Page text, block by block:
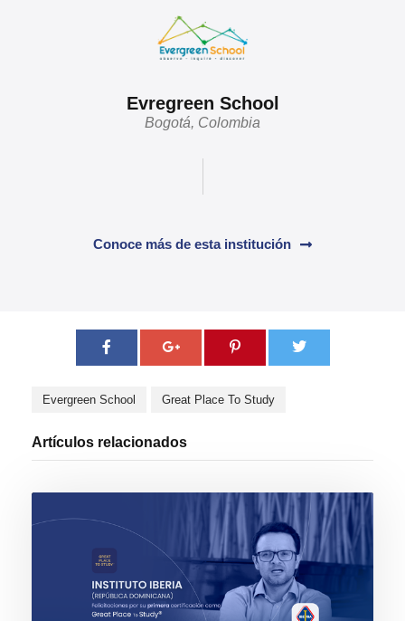
Evregreen School
Bogotá, Colombia
Conoce más de esta institución
Evergreen School Great Place To Study
Artículos relacionados